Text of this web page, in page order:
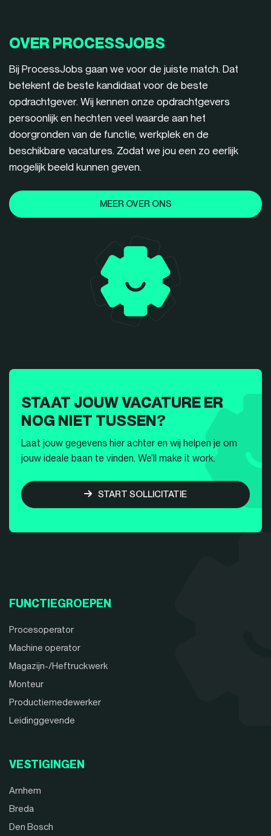
OVER PROCESSJOBS
Bij ProcessJobs gaan we voor de juiste match. Dat
betekent de beste kandidaat voor de beste
opdrachtgever. Wij kennen onze opdrachtgevers
persoonlijk en hechten veel waarde aan het
doorgronden van de functie, werkplek en de
beschikbare vacatures. Zodat we jou een zo eerlijk
mogelijk beeld kunnen geven.
MEER OVER ONS
STAAT JOUW VACATURE ER
NOG NIET TUSSEN?
Laat jouw gegevens hier achter en wij helpen je om
jouw ideale baan te vinden. We’ll make it work.
START SOLLICITATIE
FUNCTIEGROEPEN
Procesoperator
Machine operator
Magazijn-/Heftruckwerk
Monteur
Productiemedewerker
Leidinggevende
VESTIGINGEN
Arnhem
Breda
Den Bosch